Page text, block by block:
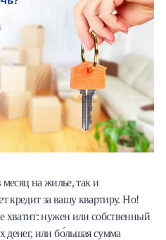
на жилье, так и
кредит за вашу квартиру. Но!
хватит: нужен или собственный
денег, или бо́льшая сумма